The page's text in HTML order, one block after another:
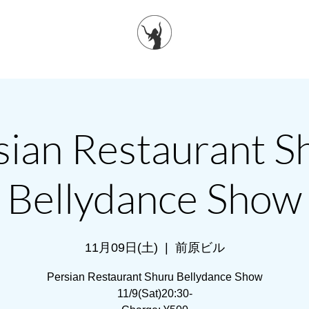
Restaurant
Bellydance Show
11月09日(土) 前原ビル
Persian Restaurant Shuru Bellydance Show
11/9(Sat)20:30-